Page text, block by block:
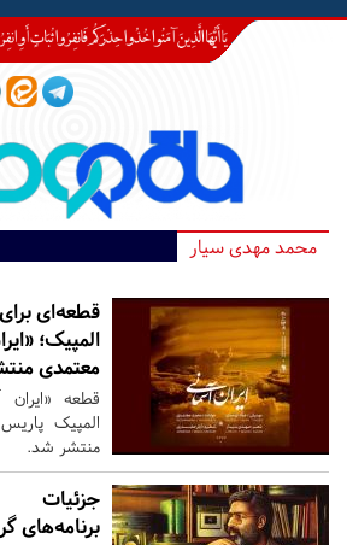
محمد مهدی سیار
قطعه‌ای برای
المپیک؛
معتمدی
قطعه «ایران
المپیک
منتشر شد.
جزئیات
برنامه‌های